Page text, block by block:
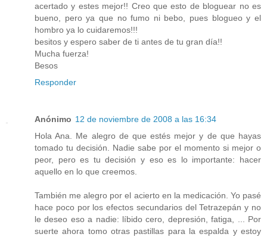
acertado y estes mejor!! Creo que esto de bloguear no es
bueno, pero ya que no fumo ni bebo, pues blogueo y el
hombro ya lo cuidaremos!!!
besitos y espero saber de ti antes de tu gran día!!
Mucha fuerza!
Besos
Responder
Anónimo 12 de noviembre de 2008 a las 16:34
Hola Ana. Me alegro de que estés mejor y de que hayas
tomado tu decisión. Nadie sabe por el momento si mejor o
peor, pero es tu decisión y eso es lo importante: hacer
aquello en lo que creemos.
También me alegro por el acierto en la medicación. Yo pasé
hace poco por los efectos secundarios del Tetrazepán y no
le deseo eso a nadie: líbido cero, depresión, fatiga, ... Por
suerte ahora tomo otras pastillas para la espalda y estoy